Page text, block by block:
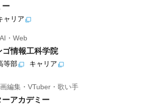
ー
ャリア
・Web
情報工科学院
等部 キャリア
編集・VTuber・歌い手
アカデミー